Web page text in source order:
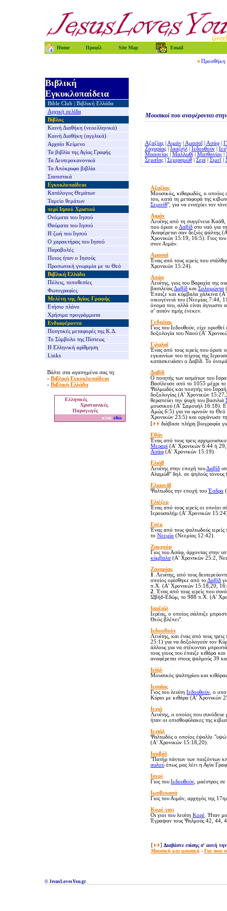
Home Προφίλ Site Map Email
Προσθήκη
Βιβλική
Εγκυκλοπαίδεια
Bible Club
Βιβλική Ελλάδα
Αρχική σελίδα
Βίβλος
Καινή Διαθήκη (νεοελληνικά)
Καινή Διαθήκη (αγγλικά)
Αρχαίο Κείμενο
Τα βιβλία τηςΑγίας Γραφής
Τα Δευτεροκανονικά
Τα Απόκρυφα βιβλία
Στατιστικά
Εγκυκλοπαίδεια
Κατάλογος Θεμάτων
Ταμείο θεμάτων
περί Ιησού Χριστού
Ονόματα του Ιησού
Θαύματα του Ιησού
Η ζωή του Ιησού
Ο χαρακτήρας του Ιησού
Παραβολές
Ποιος ήταν ο Ιησούς
Προσωπική γνωριμία με το Θεό
Βιβλική Ελλάδα
Πόλεις, τοποθεσίες
Φωτογραφίες
Μελέτη της Αγίας Γραφής
Ετήσιο πλάνο
Χρήσιμα προγράμματα
Ενδιαφέροντα
Ποιητικές μεταφορές της Κ.Δ.
Το Σύμβολο της Πίστεως
Η Ελληνική αρίθμηση
Links
Βάλτε στα αγαπημένα σας τη:
- Βιβλική Εγκυκλοπαίδεια
- Βιβλική Ελλάδα
Ελληνικές
Χριστιανικές
Παραγωγές
κλικ εδώ
Μουσικοί που αναφέρονται
Αζαζίας Αιμάν Αμασαΐ Ασάφ
Ζαχαρίας
Ιααζιήλ Ιεδουθούν
Μαασείας
Μαλλωθί Ματθανίας
Σεμαΐας
Σεμιραμώθ Σερί Σιμεΐ
Αζαζίας
Μουσικός, κιθαρωδός, ο οποίος
του, κατά τη μεταφορά της
Σεμινίθ", για να ενισχύει τον
Αιμάν
Λευίτης από τη συγγένεια
που όρισε ο Δαβίδ στο ναό για
Αναφέρεται σαν δεξιός ψάλτης (
Χρονικών 15:19, 16:5). Γιος του
στον Αιμάν.
Αμασαΐ
Ένας από τους ιερείς που
Χρονικών 15:24).
Ασάφ
Λευίτης, γιος του Βαραχία της
βασιλείαςΔαβίδ και Σολομώντα
Έπαιζε και κύμβαλα χάλκινα
οικογένειά του (Νεεμίας 7:44,
όνομα του, αλλά είναι άγνωστο
σ’ αυτόν τιμής ένεκεν.
Γεδαλίας
Γιος του Ιεδουθούν, είχε
δοξολογία του Ναού (Α'
Γιλαλαΐ
Ένας από τους ιερείς που όρισε
εγκαινίων του τείχους της
κατασκευάσει ο Δαβίδ. Το
Δαβίδ
Ο ποιητής των ασμάτων του
Βασίλευσε από το 1055 μέχρι
Ψαλμωδός και ποιητής του
δοξολογίας (Α' Χρονικών
θεραπεύει την ψυχή του βασιλιά
μουσικού (Α' Σαμουήλ 16:18).
Αμώς 6:5) για να υμνούν το
Χρονικών 23:5) και οργάνωσε
[
διάβασε πλήρη βιογραφία
Εθάν
Ένας από τους τρεις
Μεραρί (Α' Χρονικών 6:44 ή 29,
Ασάφ (Α' Χρονικών 15:19).
Ελιάβ
Λευίτης στην εποχή τουΔαβίδ
Αλαμώθ" δηλ. σε ψηλούς
Ελιασείβ
Ψαλτωδός την εποχή τουΈσδρα
Ελιέζερ
Ένας από τους ιερείς οι οποίοι
Ιερουσαλήμ (Α' Χρονικών
Εσέρ
Ένας από τους ψαλτωδούς
το Νεεμία (Νεεμίας 12:42).
Ζακχούρ
Γιος του Ασάφ, άρχοντας στην
κύμβαλα (Α' Χρονικών 25:2,
Ζαχαρίας
1
. Λευίτης, από τους
οποίος ορίσθηκε από το Δαβίδ
π.Χ. (Α' Χρονικών 15:18,20,
2 . Ένας από τους ιερείς που
Ωβήδ-Εδώμ, το 988 π.Χ. (Α'
Ιααζιήλ
Ιερέας, ο οποίος σάλπιζε
Θεός βλέπει".
Ιεδουθούν
Λευίτης, και ένας από τους
25:1) για να δοξολογούν τον
άλλους για να στέκονται
τους γιους του έπαιζε κιθάρα
αναφέρεται στους ψαλμούς 39
Ιεϊήλ
Μουσικός ψαλτηρίου και
Ιεσαΐας
Γιος του λευίτη Ιεδουθούν , ο
Κύριο με κιθάρα (Α' Χρονικών
Ιεχιά
Λευίτης, ο οποίος που
ήταν οι οπισθοφύλακες της
Ιεχιήλ
Ψαλτωδός ο οποίος έψαλλε "
(Α' Χρονικών 15:18,20).
Ιουβάλ
"Πατήρ πάντων των παιζόντων
αυλού όπως μας λέει η Αγία
Ισερί
Γιος του Ιεδουθούν , μαέστρος
Ιωσβεκασά
Γιος του Αιμάν, αρχηγός της
Κορέ γιοι
Οι γιοι του λευίτη Κορέ . Ήταν
Έγραψαν τους Ψαλμούς 42, 44,
[ ] Διαβάστε επίσης σ' αυτή
Μουσική και μουσική - Για ποιο
© JesusLovesYou.gr